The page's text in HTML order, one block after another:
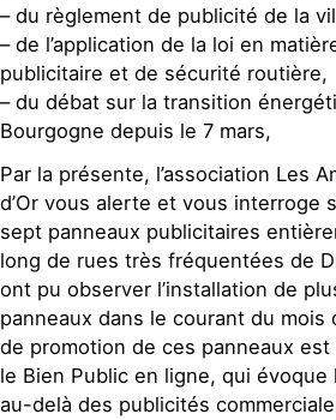
– du règlement de publicité de la
– de l’application de la loi en
publicitaire et de sécurité routière,
– du débat sur la transition
Bourgogne depuis le 7 mars,
Par la présente, l’association Les
d’Or vous alerte et vous interroge
sept panneaux publicitaires
long de rues très fréquentées de
ont pu observer l’installation de
panneaux dans le courant du mois
de promotion de ces panneaux est
le Bien Public en ligne, qui
au-delà des publicités